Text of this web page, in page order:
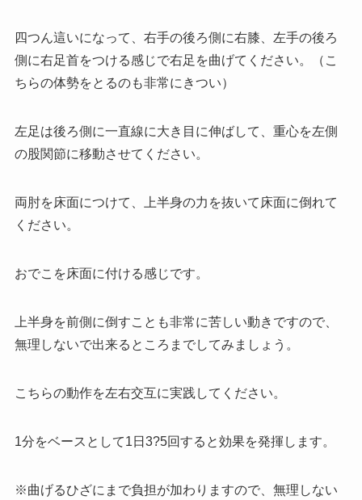
四つん這いになって、右手の後ろ側に右膝、左手の後ろ
側に右足首をつける感じで右足を曲げてください。（こ
ちらの体勢をとるのも非常にきつい）
左足は後ろ側に一直線に大き目に伸ばして、重心を左側
の股関節に移動させてください。
両肘を床面につけて、上半身の力を抜いて床面に倒れて
ください。
おでこを床面に付ける感じです。
上半身を前側に倒すことも非常に苦しい動きですので、
無理しないで出来るところまでしてみましょう。
こちらの動作を左右交互に実践してください。
1分をベースとして1日3?5回すると効果を発揮します。
※曲げるひざにまで負担が加わりますので、無理しない